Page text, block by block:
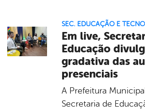
SEC. EDUCAÇÃO E
Em live,
Educação
gradativa das
presenciais
A Prefeitura
Secretaria de